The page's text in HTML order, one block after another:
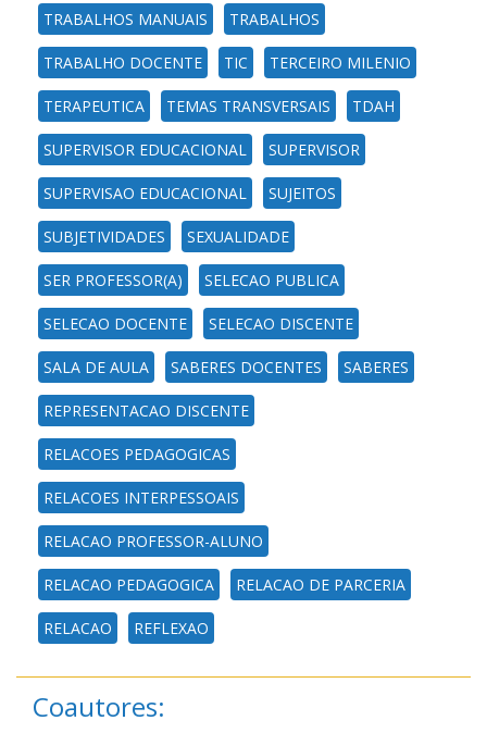
TRABALHOS MANUAIS TRABALHOS
TRABALHO DOCENTE TIC TERCEIRO MILENIO
TERAPEUTICA TEMAS TRANSVERSAIS TDAH
SUPERVISOR EDUCACIONAL SUPERVISOR
SUPERVISAO EDUCACIONAL SUJEITOS
SUBJETIVIDADES SEXUALIDADE
SER PROFESSOR(A) SELECAO PUBLICA
SELECAO DOCENTE SELECAO DISCENTE
SALA DE AULA SABERES DOCENTES SABERES
REPRESENTACAO DISCENTE
RELACOES PEDAGOGICAS
RELACOES INTERPESSOAIS
RELACAO PROFESSOR-ALUNO
RELACAO PEDAGOGICA RELACAO DE PARCERIA
RELACAO REFLEXAO
Coautores: